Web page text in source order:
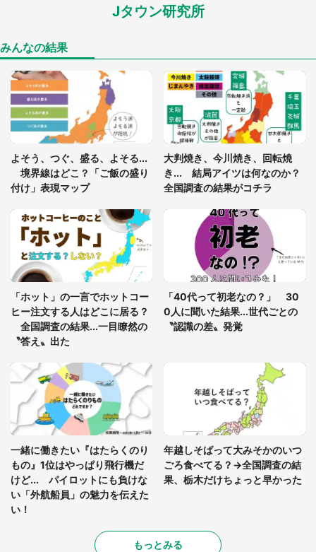
あまりにも四角すぎる猫、激写される 「これもう
「閉所恐怖症の私は新幹線で大パニック。隣席の青
年に『手を繋いで』とお願いしたら...」 体験談に
8万人感動
グっちゃってた〝野生の野菜〟に6.5万人戦慄
「○○がない街に住んでいます」住人の呟きに30万
人驚がく 何が存在しないか、あなたはわかる？
「修学旅行に途中参加する娘を送って行ったら、真
っ暗な道で遭難状態。なんとか見つけた民家に助け
を求めると、住人の男性が...」
Jタウン研究所
みんなの結果
よそう、つぐ、盛る、よそる...
境界線はどこ？「ご飯の盛り
付け」表現マップ
大判焼き、今川焼き、回転焼
き... 結局アイツは何なのか？
全国調査の結果がコチラ
「ホット」の一言でホットコー
ヒー注文する人はどこに居る？
全国調査の結果...一目瞭然の
〝答え〟出た
「40代って初老なの？」 30
0人に聞いた結果...世代ごとの
〝認識の差〟発覚
一緒に働きたい『はたらくのり
もの』1位はやっぱり飛行機だ
けど... パイロットにも負けな
い「外航船員」の魅力を伝えた
い！
年越しそばって大みそかのいつ
ごろ食べてる？→全国調査の結
果、栃木だけちょっと早かった
もっとみる